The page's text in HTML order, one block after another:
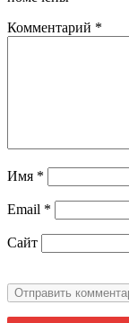
Комментарий *
Имя *
Email *
Сайт